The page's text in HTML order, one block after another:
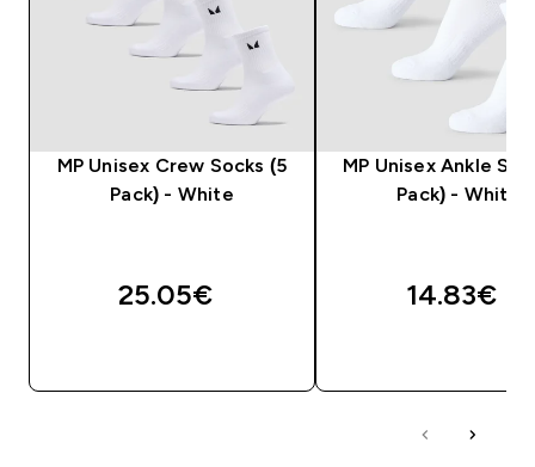
MP Unisex Crew Socks (5
Pack) - White
25.05€‎
MP Unisex Ankle
Pack) - White
14.83€‎